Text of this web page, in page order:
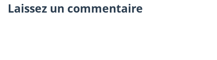
Laissez un commentaire